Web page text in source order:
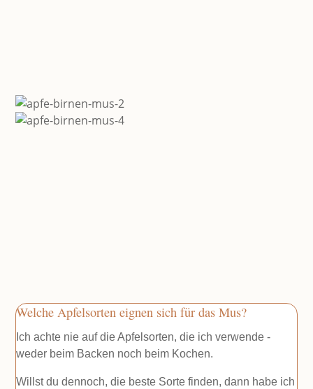
Welche Apfelsorten eignen sich für das Mus?
Ich achte nie auf die Apfelsorten, die ich verwende -
weder beim Backen noch beim Kochen.
Willst du dennoch, die beste Sorte finden, dann habe ich